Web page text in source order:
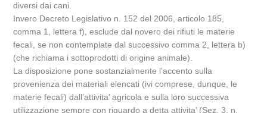
diversi dai cani.
Invero Decreto Legislativo n. 152 del 2006, articolo 185,
comma 1, lettera f), esclude dal novero dei rifiuti le materie
fecali, se non contemplate dal successivo comma 2, lettera b)
(che richiama i sottoprodotti di origine animale).
La disposizione pone sostanzialmente l’accento sulla
provenienza dei materiali elencati (ivi comprese, dunque, le
materie fecali) dall’attivita’ agricola e sulla loro successiva
utilizzazione sempre con riguardo a detta attivita’ (Sez. 3, n.